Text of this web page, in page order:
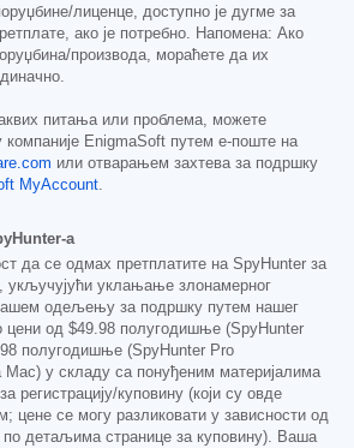
лиценце, доступно је дугме за
ако је потребно. Напомена: Ако
производа, мораћете да их
питања или проблема, можете
компаније EnigmaSoft путем е-поште на
или отварањем захтева за подршку
MyAccount
а
да се одмах претплатите на SpyHunter за
укључујући уклањање злонамерног
одељењу за подршку путем нашег
цени од $49.98 полугодишње (SpyHunter
полугодишње (SpyHunter Pro
Mac) у складу са понуђеним материјалима
регистрацију/куповину (који су овде
цене се могу разликовати у зависности од
детаљима странице за куповину). Ваша